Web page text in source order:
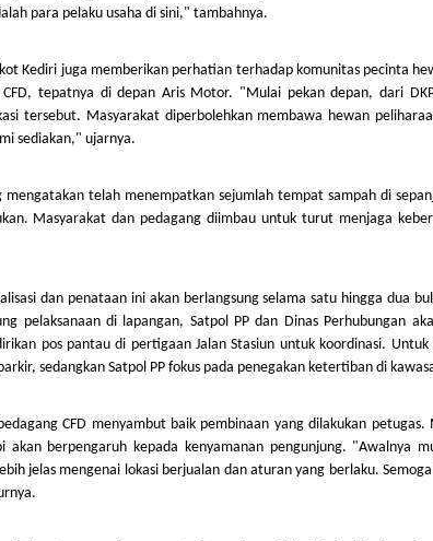
para pelaku usaha di sini," tambahnya.
Kediri juga memberikan perhatian terhadap komunitas pecinta
tepatnya di depan Aris Motor. "Mulai pekan depan, dari
tersebut. Masyarakat diperbolehkan membawa hewan
sediakan," ujarnya.
mengatakan telah menempatkan sejumlah tempat sampah di
Masyarakat dan pedagang diimbau untuk turut menjaga
dan penataan ini akan berlangsung selama satu hingga dua
pelaksanaan di lapangan, Satpol PP dan Dinas Perhubungan
pos pantau di pertigaan Jalan Stasiun untuk koordinasi.
sedangkan Satpol PP fokus pada penegakan ketertiban di
CFD menyambut baik pembinaan yang dilakukan
berpengaruh kepada kenyamanan pengunjung. "Awalnya
jelas mengenai lokasi berjualan dan aturan yang berlaku.